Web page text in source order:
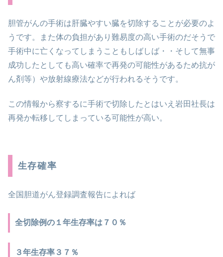
胆管がんの手術は肝臓やすい臓を切除することが必要のよ
うです。また体の負担があり難易度の高い手術のだそうで
手術中に亡くなってしまうこともしばしば・・そして無事
成功したとしても高い確率で再発の可能性があるため抗が
ん剤等）や放射線療法などが行われるそうです。
この情報から察するに手術で切除したとはいえ岩田社長は
再発か転移してしまっている可能性が高い。
生存確率
全国胆道がん登録調査報告によれば
全切除例の１年生存率は７０％
３年生存率３７％